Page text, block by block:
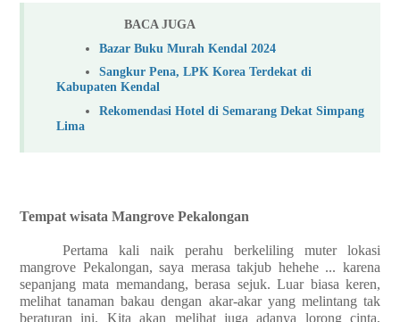
BACA JUGA
Bazar Buku Murah Kendal 2024
Sangkur Pena, LPK Korea Terdekat di
Kabupaten Kendal
Rekomendasi Hotel di Semarang Dekat Simpang
Lima
Tempat wisata Mangrove Pekalongan
Pertama kali naik perahu berkeliling muter lokasi
mangrove Pekalongan, saya merasa takjub hehehe ... karena
sepanjang mata memandang, berasa sejuk. Luar biasa keren,
melihat tanaman bakau dengan akar-akar yang melintang tak
beraturan ini. Kita akan melihat juga adanya lorong cinta,